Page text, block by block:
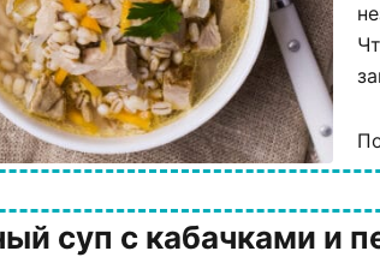
суп с кабачками и